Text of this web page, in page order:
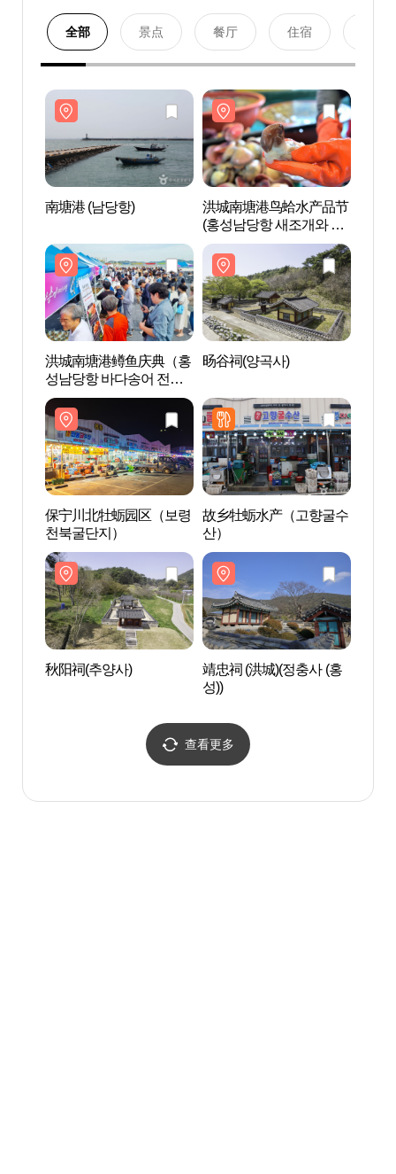
全部 景点 餐厅 住宿
南塘港 (남당항)
洪城南塘港鸟蛤水产品节
(홍성남당항 새조개와 함
께하는 수산물 축제)
洪城南塘港鳟鱼庆典（홍
성남당항 바다송어 전국
요리대회 및 수산물 소비
촉진 행사）
旸谷祠(양곡사)
保宁川北牡蛎园区（보령
천북굴단지）
故乡牡蛎水产（고향굴수
산）
秋阳祠(추양사)
靖忠祠 (洪城)(정충사 (홍
성))
查看更多